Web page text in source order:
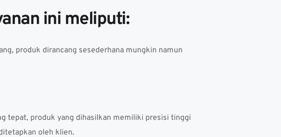
ini meliputi:
produk dirancang sesederhana mungkin namun
tepat, produk yang dihasilkan memiliki presisi tinggi
oleh klien.